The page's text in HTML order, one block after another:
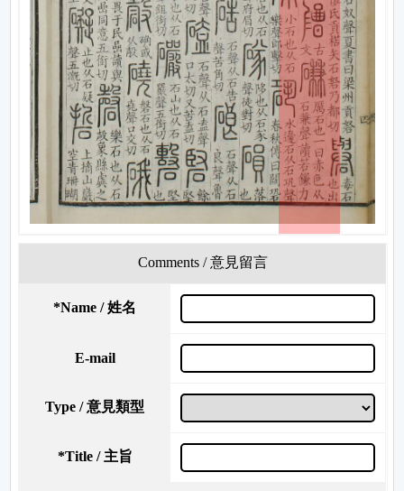
Comments / 意見留言
*Name / 姓名
E-mail
Type / 意見類型
*Title / 主旨